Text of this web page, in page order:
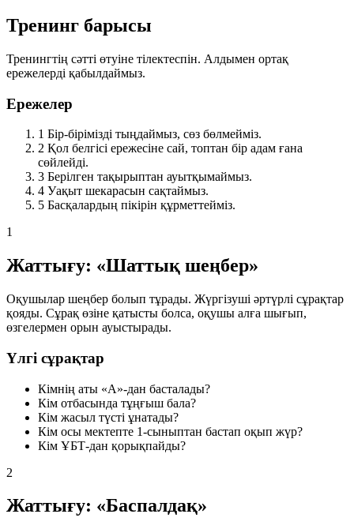
Тренинг барысы
Тренингтің сәтті өтуіне тілектеспін. Алдымен ортақ
ережелерді қабылдаймыз.
Ережелер
1 Бір-бірімізді тыңдаймыз, сөз бөлмейміз.
2 Қол белгісі ережесіне сай, топтан бір адам ғана
сөйлейді.
3 Берілген тақырыптан ауытқымаймыз.
4 Уақыт шекарасын сақтаймыз.
5 Басқалардың пікірін құрметтейміз.
1
Жаттығу: «Шаттық шеңбер»
Оқушылар шеңбер болып тұрады. Жүргізуші әртүрлі сұрақтар
қояды. Сұрақ өзіне қатысты болса, оқушы алға шығып,
өзгелермен орын ауыстырады.
Үлгі сұрақтар
Кімнің аты «А»-дан басталады?
Кім отбасында тұңғыш бала?
Кім жасыл түсті ұнатады?
Кім осы мектепте 1-сыныптан бастап оқып жүр?
Кім ҰБТ-дан қорықпайды?
2
Жаттығу: «Баспалдақ»